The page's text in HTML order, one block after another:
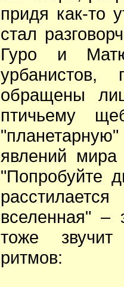
придя как-то
стал
Гуро и
урбанистов,
обращены
птичьему
явлений
"Попробуйте
вселенная" –
тоже